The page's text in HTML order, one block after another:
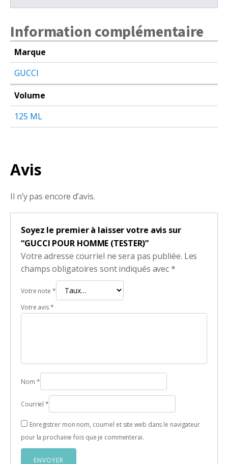
Information complémentaire
Marque
GUCCI
Volume
125 ML
Avis
Il n’y pas encore d’avis.
Soyez le premier à laisser votre avis sur
“GUCCI POUR HOMME (TESTER)”
Votre adresse courriel ne sera pas publiée. Les
champs obligatoires sont indiqués avec*
Votre note *
Votre avis*
Nom *
Courriel*
Enregistrer mon nom, courriel et site web dans le navigateur
pour la prochaine fois que je commenterai.